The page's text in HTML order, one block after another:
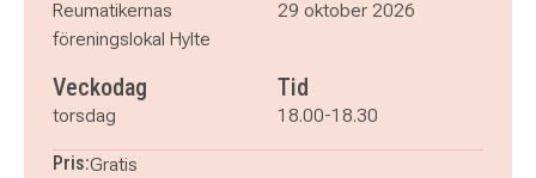
Reumatikernas
föreningslokal Hylte
29 oktober 2026
Veckodag
torsdag
Tid
18.00-18.30
Pris:Gratis